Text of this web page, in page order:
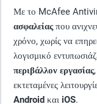
Με το McAfee
ασφαλείαςπου
χρόνο, χωρίς να
λογισμικό
περιβάλλον εργασίας,
εκτεταμένες
Android και iOS.